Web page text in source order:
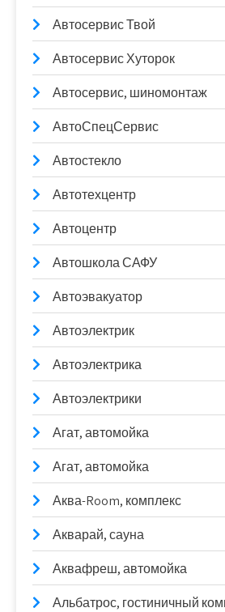
Автосервис Твой
Автосервис Хуторок
Автосервис, шиномонтаж
АвтоСпецСервис
Автостекло
Автотехцентр
Автоцентр
Автошкола САФУ
Автоэвакуатор
Автоэлектрик
Автоэлектрика
Автоэлектрики
Агат, автомойка
Агат, автомойка
Аква-Room, комплекс
Акварай, сауна
Аквафреш, автомойка
Альбатрос, гостиничный